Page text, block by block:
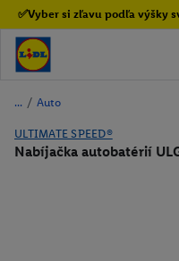
✅Vyber si zľavu podľa výšky
/ Auto
ULTIMATE SPEED®
Nabíjačka autobatérií